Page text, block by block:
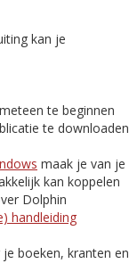
kan je
te beginnen
te downloaden
maak je van je
kan koppelen
Dolphin
handleiding
boeken, kranten en